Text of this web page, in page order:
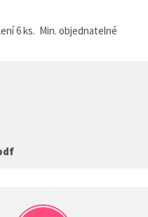
6 ks. Min. objednatelné